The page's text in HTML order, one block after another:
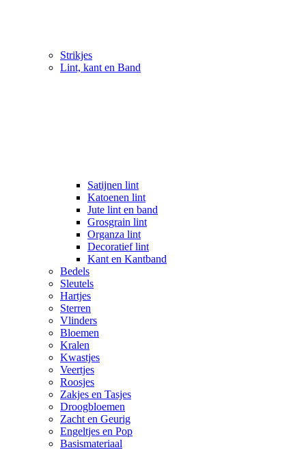
Strikjes
Lint, kant en Band
Satijnen lint
Katoenen lint
Jute lint en band
Grosgrain lint
Organza lint
Decoratief lint
Kant en Kantband
Bedels
Sleutels
Hartjes
Sterren
Vlinders
Bloemen
Kralen
Kwastjes
Veertjes
Roosjes
Zakjes en Tasjes
Droogbloemen
Zacht en Geurig
Engeltjes en Pop
Basismateriaal